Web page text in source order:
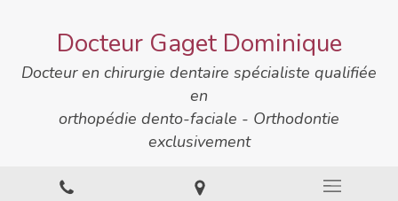
Docteur Gaget Dominique
Docteur en chirurgie dentaire spécialiste qualifiée
en
orthopédie dento-faciale - Orthodontie
exclusivement